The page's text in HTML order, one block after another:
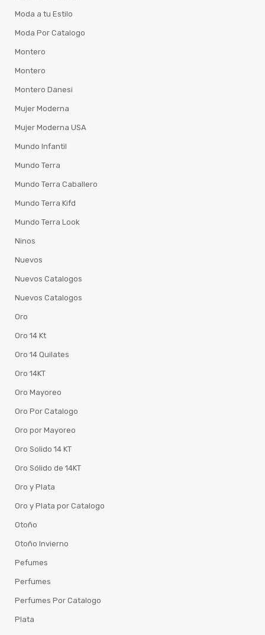
Moda a tu Estilo
Moda Por Catalogo
Montero
Montero
Montero Danesi
Mujer Moderna
Mujer Moderna USA
Mundo Infantil
Mundo Terra
Mundo Terra Caballero
Mundo Terra Kifd
Mundo Terra Look
Ninos
Nuevos
Nuevos Catalogos
Nuevos Catalogos
Oro
Oro 14 Kt
Oro 14 Quilates
Oro 14KT
Oro Mayoreo
Oro Por Catalogo
Oro por Mayoreo
Oro Solido 14 KT
Oro Sólido de 14KT
Oro y Plata
Oro y Plata por Catalogo
Otoño
Otoño Invierno
Pefumes
Perfumes
Perfumes Por Catalogo
Plata